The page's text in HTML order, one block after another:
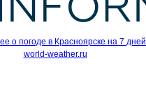
о погоде в Красноярске на 7 дней
world-weather.ru